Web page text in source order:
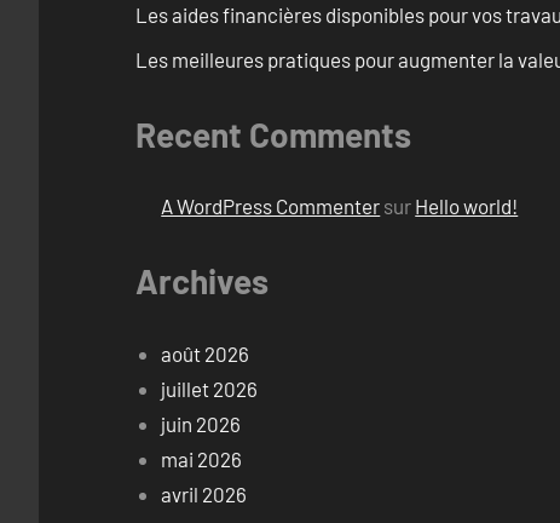
Les aides financières disponibles pour vos
Les meilleures pratiques pour augmenter la
Recent Comments
A WordPress Commenter sur Hello world!
Archives
août 2026
juillet 2026
juin 2026
mai 2026
avril 2026